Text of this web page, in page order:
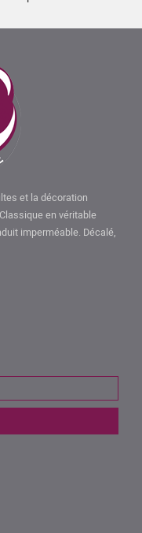
et la décoration
en véritable
imperméable. Décalé,